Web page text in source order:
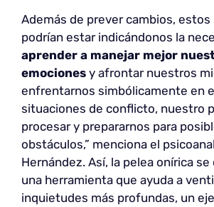
Además de prever cambios, estos
podrían estar indicándonos la
aprender a manejar mejor
emociones y afrontar nuestros
enfrentarnos simbólicamente en
situaciones de conflicto, nuestro
procesar y prepararnos para
obstáculos,” menciona el
Hernández. Así, la pelea onírica
una herramienta que ayuda a
inquietudes más profundas, un